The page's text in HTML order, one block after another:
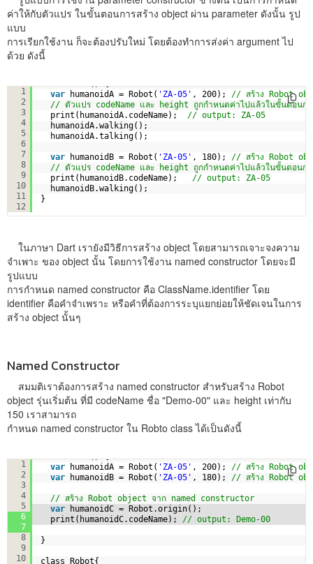
ค่าให้กับตัวแปร ในขั้นตอนการสร้าง object ผ่าน parameter ดังนั้น รูป
แบบ
การเรียกใช้งาน ก็จะต้องปรับใหม่ โดยต้องทำการส่งค่า argument ไป
ด้วย ดังนี้
1
2
3
4
5
6
7
8
9
10
11
12
var
humanoidA = Robot( 'ZA-05' , 200); // สร้าง Robot
// ตัวแปร codeName และ height ถูกกำหนดค่าไปแล้วในขั้นตอน
print(humanoidA.codeName); // output: ZA-05
humanoidA.walking();
humanoidA.talking();
var humanoidB = Robot( 'ZA-05' , 180); // สร้าง Robot
// ตัวแปร codeName และ height ถูกกำหนดค่าไปแล้วในขั้นตอนก
print(humanoidB.codeName); // output: ZA-05
humanoidB.walking();
}
ในภาษา Dart เรายังมีวิธีการสร้าง object โดยสามารถเจาะจงความ
จำเพาะ ของ object นั้น โดยการใช้งาน named constructor โดยจะมี
รูปแบบ
การกำหนด named constructor คือ ClassName.identifier โดย
identifier คือคำจำเพราะ หรือคำที่ต้องการระบุแยกย่อยให้ชัดเจนในการ
สร้าง object นั้นๆ
Named Constructor
สมมติเราต้องการสร้าง named constructor สำหรับสร้าง Robot
object รุ่นเริ่มต้น ที่มี codeName ชื่อ "Demo-00" และ height เท่ากับ
150 เราสามารถ
กำหนด named constructor ใน Robto class ได้เป็นดังนี้
1
2
3
4
5
6
7
8
9
10
var
humanoidA = Robot( 'ZA-05' , 200); // สร้าง Robot
var
humanoidB = Robot( 'ZA-05' , 180); // สร้าง Robot
// สร้าง Robot object จาก named constructor
var
humanoidC = Robot.origin();
print(humanoidC.codeName); // output: Demo-00
}
class Robot{